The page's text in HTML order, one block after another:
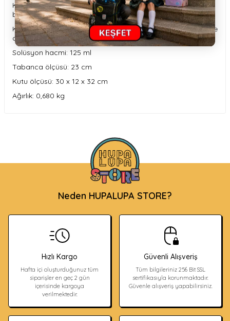
Kutu içerisinde; tabanca, solüsyon ve daldırma tepsisi
bulunmaktadır.
Köpük tabancası; 4 x 1,5V AA pil ile çalışmaktadır. Piller ürüne
dahil değildir.
Solüsyon hacmi: 125 ml
Tabanca ölçüsü: 23 cm
Kutu ölçüsü: 30 x 12 x 32 cm
Ağırlık: 0,680 kg
Neden HUPALUPA STORE?
Hızlı Kargo
Hafta içi oluşturduğunuz tüm
siparişler en geç 2 gün
içerisinde kargoya
verilmektedir.
Güvenli Alışveriş
Tüm bilgileriniz 256 Bit SSL
sertifikasıyla korunmaktadır.
Güvenle alışveriş yapabilirsiniz.